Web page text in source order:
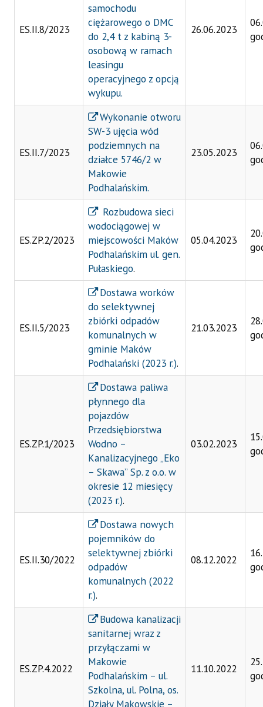
ES.II.8/2023
samochodu
ciężarowego o DMC
do 2,4 t z kabiną 3-
osobową w ramach
leasingu
operacyjnego z opcją
wykupu.
26.06.2023
ES.II.7/2023
Wykonanie otworu
SW-3 ujęcia wód
podziemnych na
działce 5746/2 w
Makowie
Podhalańskim.
23.05.2023
ES.ZP.2/2023
Rozbudowa sieci
wodociągowej w
miejscowości Maków
Podhalańskim ul. gen.
Pułaskiego.
05.04.2023
ES.II.5/2023
Dostawa worków
do selektywnej
zbiórki odpadów
komunalnych w
gminie Maków
Podhalański (2023 r.).
21.03.2023
ES.ZP.1/2023
Dostawa paliwa
płynnego dla
pojazdów
Przedsiębiorstwa
Wodno –
Kanalizacyjnego „Eko
– Skawa” Sp. z o.o. w
okresie 12 miesięcy
(2023 r.).
03.02.2023
ES.II.30/2022
Dostawa nowych
pojemników do
selektywnej zbiórki
odpadów
komunalnych (2022
r.).
08.12.2022
ES.ZP.4.2022
Budowa kanalizacji
sanitarnej wraz z
przyłączami w
Makowie
Podhalańskim – ul.
Szkolna, ul. Polna, os.
Działy Makowskie –
11.10.2022